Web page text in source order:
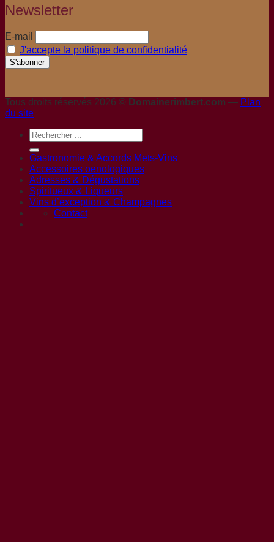
Newsletter
E-mail
J'accepte la politique de confidentialité
Tous droits réservés 2026 © Domainerimbert.com — Plan
du site
Gastronomie & Accords Mets-Vins
Accessoires oenologiques
Adresses & Dégustations
Spiritueux & Liqueurs
Vins d’exception & Champagnes
Contact